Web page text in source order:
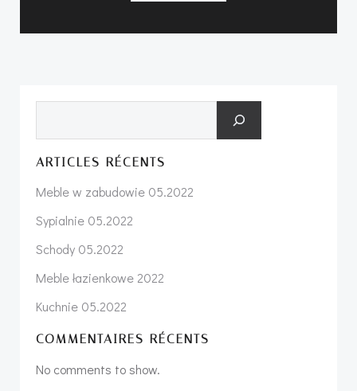
ARTICLES RÉCENTS
Meble w zabudowie 05.2022
Sypialnie 05.2022
Schody 05.2022
Meble łazienkowe 2022
Kuchnie 05.2022
COMMENTAIRES RÉCENTS
No comments to show.